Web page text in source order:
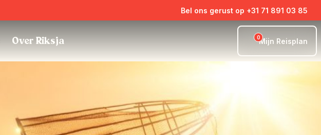
Bel ons gerust op +31 71 891 03 85
Over Riksja 0Mijn Reisplan